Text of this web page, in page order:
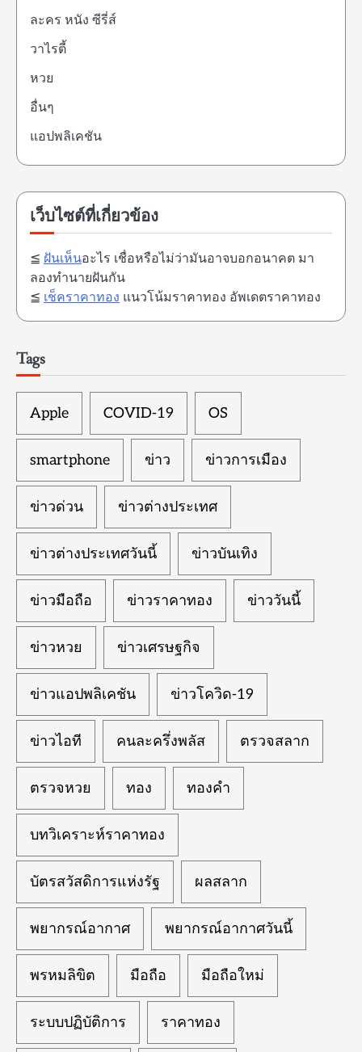
ละคร หนัง ซีรี่ส์
วาไรตี้
หวย
อื่นๆ
แอปพลิเคชัน
เว็บไซต์ที่เกี่ยวข้อง
≦ ฝันเห็นอะไร เชื่อหรือไม่ว่ามันอาจบอกอนาคต มา
ลองทำนายฝันกัน
≦ เช็คราคาทอง แนวโน้มราคาทอง อัพเดตราคาทอง
Tags
Apple COVID-19 OS
smartphone ข่าว ข่าวการเมือง
ข่าวด่วน ข่าวต่างประเทศ
ข่าวต่างประเทศวันนี้ ข่าวบันเทิง
ข่าวมือถือ ข่าวราคาทอง ข่าววันนี้
ข่าวหวย ข่าวเศรษฐกิจ
ข่าวแอปพลิเคชัน ข่าวโควิด-19
ข่าวไอที คนละครึ่งพลัส ตรวจสลาก
ตรวจหวย ทอง ทองคำ
บทวิเคราะห์ราคาทอง
บัตรสวัสดิการแห่งรัฐ ผลสลาก
พยากรณ์อากาศ พยากรณ์อากาศวันนี้
พรหมลิขิต มือถือ มือถือใหม่
ระบบปฏิบัติการ ราคาทอง